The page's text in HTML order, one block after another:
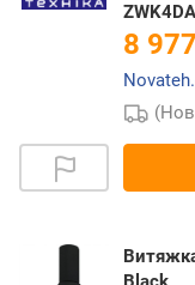
8 977